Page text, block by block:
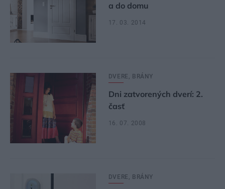
a do domu
17. 03. 2014
DVERE, BRÁNY
Dni zatvorených dverí: 2.
časť
16. 07. 2008
DVERE, BRÁNY